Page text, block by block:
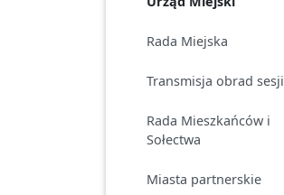
Rada Miejska
Transmisja obrad sesji
Rada Mieszkańców i
Sołectwa
Miasta partnerskie